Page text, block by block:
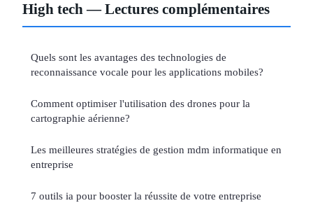
High tech — Lectures complémentaires
Quels sont les avantages des technologies de
reconnaissance vocale pour les applications mobiles?
Comment optimiser l'utilisation des drones pour la
cartographie aérienne?
Les meilleures stratégies de gestion mdm informatique en
entreprise
7 outils ia pour booster la réussite de votre entreprise